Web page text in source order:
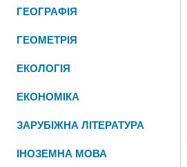
ГЕОГРАФІЯ
ГЕОМЕТРІЯ
ЕКОЛОГІЯ
ЕКОНОМІКА
ЗАРУБІЖНА ЛІТЕРАТУРА
ІНОЗЕМНА МОВА